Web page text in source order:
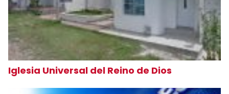
Iglesia Universal del Reino de Dios